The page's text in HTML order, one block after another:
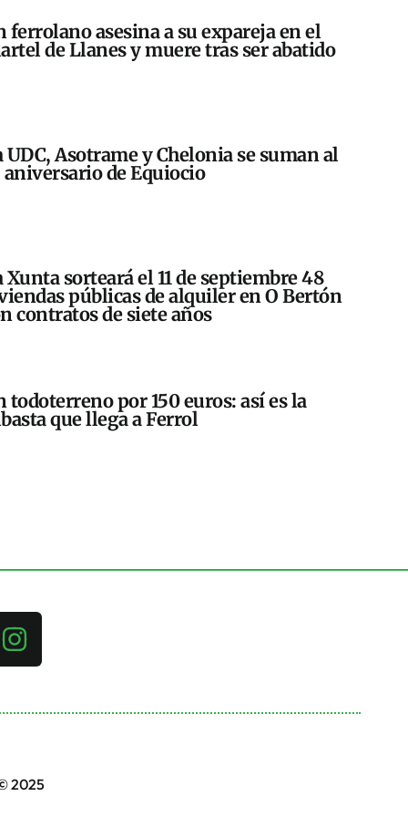
ferrolano asesina a su expareja en el
de Llanes y muere tras ser abatido
UDC, Asotrame y Chelonia se suman al
aniversario de Equiocio
Xunta sorteará el 11 de septiembre 48
públicas de alquiler en O Bertón
contratos de siete años
todoterreno por 150 euros: así es la
que llega a Ferrol
2025